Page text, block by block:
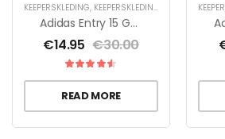
KEEPERSKLEDING, KEEPERSKLEDING SALE
Adidas Entry 15 GK Jr
€14.95 €30.00
READ MORE